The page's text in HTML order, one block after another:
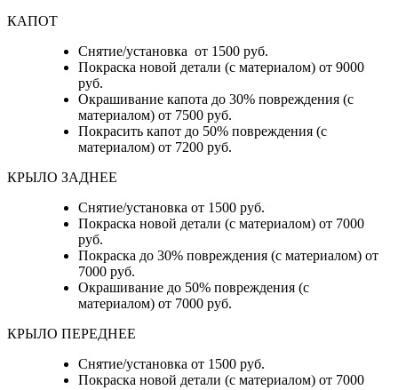
КАПОТ
Снятие/установка от 1500 руб.
Покраска новой детали (с материалом) от 9000
руб.
Окрашивание капота до 30% повреждения (с
материалом) от 7500 руб.
Покрасить капот до 50% повреждения (с
материалом) от 7200 руб.
КРЫЛО ЗАДНЕЕ
Снятие/установка от 1500 руб.
Покраска новой детали (с материалом) от 7000
руб.
Покраска до 30% повреждения (с материалом) от
7000 руб.
Окрашивание до 50% повреждения (с
материалом) от 7000 руб.
КРЫЛО ПЕРЕДНЕЕ
Снятие/установка от 1500 руб.
Покраска новой детали (с материалом) от 7000